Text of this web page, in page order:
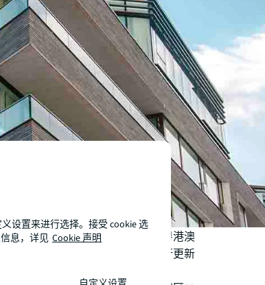
湾区房地产指南》，梳理解读了粤港澳
。近日，聚焦住宅板块，仲量联行更新
南》。
设置来进行选择。接受 cookie 选
息，详见 Cookie 声明